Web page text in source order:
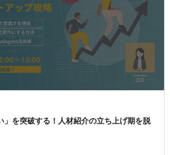
」を突破する！ 人材紹介の立ち上げ期を脱